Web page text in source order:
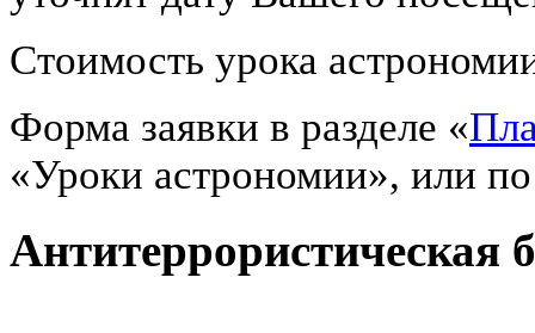
Стоимость урока
Форма заявки в разделе «
«Уроки астрономии», или
Антитеррористическая